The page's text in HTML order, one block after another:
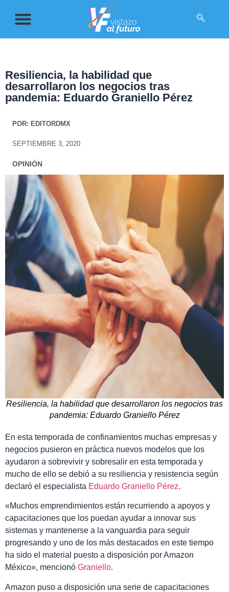
Resiliencia, la habilidad que
desarrollaron los negocios tras
pandemia: Eduardo Graniello Pérez
POR: EDITORDMX
SEPTIEMBRE 3, 2020
OPINIÓN
Resiliencia, la habilidad que desarrollaron los negocios tras
pandemia: Eduardo Graniello Pérez
En esta temporada de confinamientos muchas empresas y
negocios pusieron en práctica nuevos modelos que los
ayudaron a sobrevivir y sobresalir en esta temporada y
mucho de ello se debió a su resiliencia y resistencia según
declaró el especialista Eduardo Graniello Pérez.
«Muchos emprendimientos están recurriendo a apoyos y
capacitaciones que los puedan ayudar a innovar sus
sistemas y mantenerse a la vanguardia para seguir
progresando y uno de los más destacados en este tiempo
ha sido el material puesto a disposición por Amazon
México», mencionó Graniello.
Amazon puso a disposición una serie de capacitaciones